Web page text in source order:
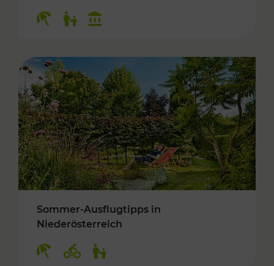
Sommer-Ausflugtipps in
Niederösterreich